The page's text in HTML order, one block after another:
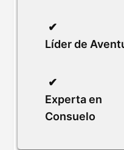
Líder de
Experta en
Consuelo